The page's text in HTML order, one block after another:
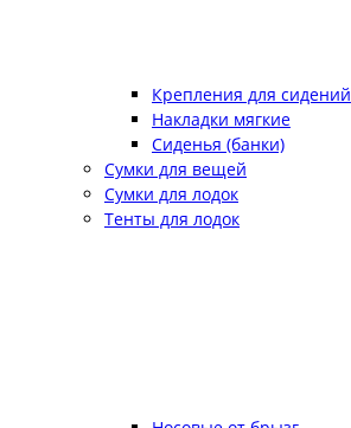
Крепления для сидений
Накладки мягкие
Сиденья (банки)
Сумки для вещей
Сумки для лодок
Тенты для лодок